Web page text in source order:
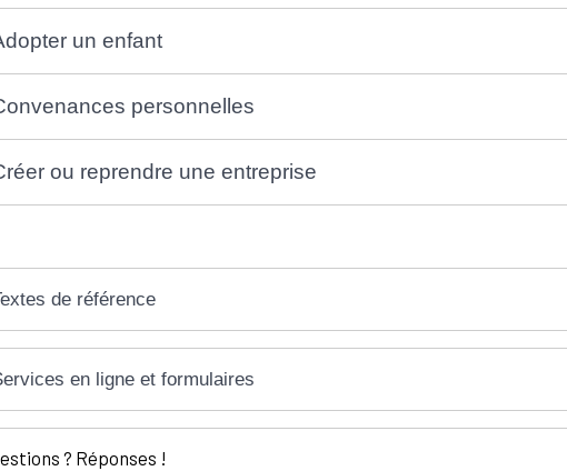
un enfant
personnelles
ou reprendre une entreprise
de référence
en ligne et formulaires
? Réponses !